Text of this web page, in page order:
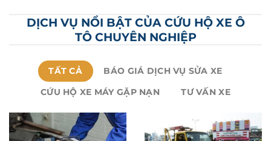
DỊCH VỤ NỔI BẬT CỦA CỨU HỘ XE Ô
TÔ CHUYÊN NGHIỆP
TẤT CẢ
BÁO GIÁ DỊCH VỤ SỬA XE
CỨU HỘ XE MÁY GẶP NẠN
TƯ VẤN XE